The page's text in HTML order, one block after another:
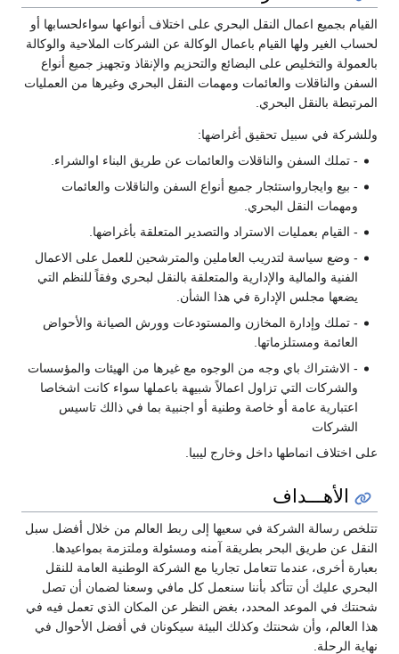
القيام بجميع اعمال النقل البحري على اختلاف أنواعها سواءلحسابها أو
لحساب الغير ولها القيام باعمال الوكالة عن الشركات الملاحية والوكالة
بالعمولة والتخليص على البضائع والتحزيم والإنقاذ وتجهيز جميع أنواع
السفن والناقلات والعائمات ومهمات النقل البحري وغيرها من العمليات
المرتبطة بالنقل البحري.
وللشركة في سبيل تحقيق أغراضها:
- تملك السفن والناقلات والعائمات عن طريق البناء اوالشراء.
- بيع وايجارواستئجار جميع أنواع السفن والناقلات والعائمات
ومهمات النقل البحري.
- القيام بعمليات الاستراد والتصدير المتعلقة بأغراضها.
- وضع سياسة لتدريب العاملين والمترشحين للعمل على الاعمال
الفنية والمالية والإدارية والمتعلقة بالنقل لبحري وفقاً للنظم التي
يضعها مجلس الإدارة في هذا الشأن.
- تملك وإدارة المخازن والمستودعات وورش الصيانة والأحواض
العائمة ومستلزماتها.
- الاشتراك باي وجه من الوجوه مع غيرها من الهيئات والمؤسسات
والشركات التي تزاول اعمالاً شبيهة باعملها سواء كانت اشخاصا
اعتبارية عامة أو خاصة وطنية أو اجنبية بما في ذالك تاسيس
الشركات
على اختلاف انماطها داخل وخارج ليبيا.
الأهـــداف
تتلخص رسالة الشركة في سعيها إلى ربط العالم من خلال أفضل سبل
النقل عن طريق البحر بطريقة آمنه ومسئولة وملتزمة بمواعيدها.
بعبارة أخرى، عندما تتعامل تجاريا مع الشركة الوطنية العامة للنقل
البحري عليك أن تتأكد بأننا سنعمل كل مافي وسعنا لضمان أن تصل
شحنتك في الموعد المحدد، بغض النظر عن المكان الذي تعمل فيه في
هذا العالم، وأن شحنتك وكذلك البيئة سيكونان في أفضل الأحوال في
نهاية الرحلة.